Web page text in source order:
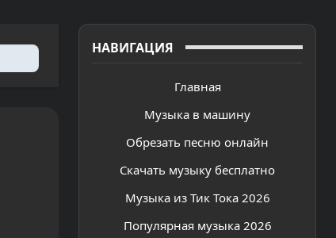
НАВИГАЦИЯ
Главная
Музыка в машину
Обрезать песню онлайн
Скачать музыку бесплатно
Музыка из Тик Тока 2026
Популярная музыка 2026